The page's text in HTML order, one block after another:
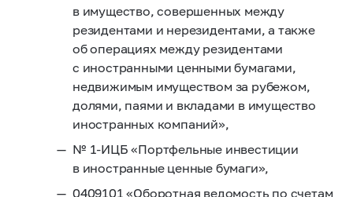
в имущество, совершенных между
резидентами и нерезидентами, а также
об операциях между резидентами
с иностранными ценными бумагами,
недвижимым имуществом за рубежом,
долями, паями и вкладами в имущество
иностранных компаний»,
№ 1-ИЦБ «Портфельные инвестиции
в иностранные ценные бумаги»,
0409101 «Оборотная ведомость по счетам